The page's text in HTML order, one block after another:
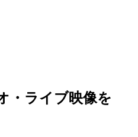
・ライブ映像を